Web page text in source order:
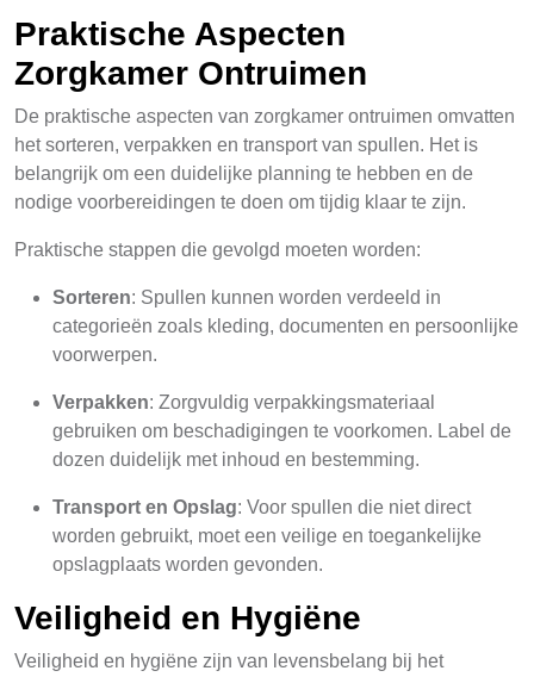
Praktische Aspecten
Zorgkamer Ontruimen
De praktische aspecten van zorgkamer ontruimen omvatten
het sorteren, verpakken en transport van spullen. Het is
belangrijk om een duidelijke planning te hebben en de
nodige voorbereidingen te doen om tijdig klaar te zijn.
Praktische stappen die gevolgd moeten worden:
Sorteren: Spullen kunnen worden verdeeld in
categorieën zoals kleding, documenten en persoonlijke
voorwerpen.
Verpakken: Zorgvuldig verpakkingsmateriaal
gebruiken om beschadigingen te voorkomen. Label de
dozen duidelijk met inhoud en bestemming.
Transport en Opslag: Voor spullen die niet direct
worden gebruikt, moet een veilige en toegankelijke
opslagplaats worden gevonden.
Veiligheid en Hygiëne
Veiligheid en hygiëne zijn van levensbelang bij het